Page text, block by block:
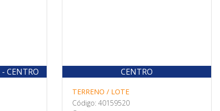
CENTRO CENTRO
TERRENO / LOTE
Código: 40159520